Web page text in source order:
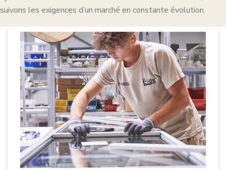
suivons les exigences d’un marché en constante évolution.